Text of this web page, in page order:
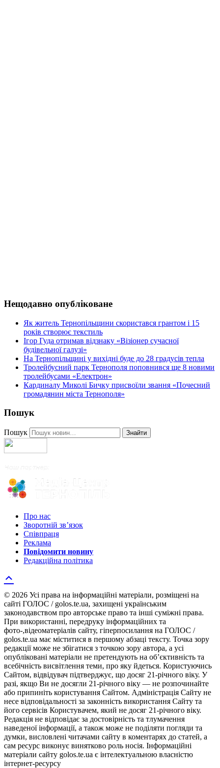
Нещодавно опубліковане
Як житель Тернопільщини скористався грантом і 15
років створює текстиль
Ігор Гуда отримав відзнаку «Візіонер сучасної
будівельної галузі»
На Тернопільщині у вихідні буде до 28 градусів тепла
Тролейбусний парк Тернополя поповнився ще 8 новими
тролейбусами «Електрон»
Кардиналу Миколі Бичку присвоїли звання «Почесний
громадянин міста Тернополя»
Пошук
Пошук Знайти
Про нас
Зворотній зв’язок
Співпраця
Реклама
Повідомити новину
Редакційна політика
© 2026 Усі права на інформаційні матеріали, розміщені на
сайті ГОЛОС / golos.te.ua, захищені українським
законодавством про авторське право та інші суміжні права.
При використанні, передруку інформаційних та
фото-,відеоматеріалів сайту, гіперпосилання на ГОЛОС /
golos.te.ua має міститися в першому абзаці тексту. Точка зору
редакції може не збігатися з точкою зору автора, а усі
опубліковані матеріали не претендують на об’єктивність та
всебічність висвітлення теми, про яку йдеться. Користуючись
Сайтом, відвідувач підтверджує, що досяг 21-річного віку. У
разі, якщо Ви не досягли 21-річного віку — не розпочинайте
або припиніть користування Сайтом. Адміністрація Сайту не
несе відповідальності за законність використання Сайту та
його сервісів Користувачем, який не досяг 21-річного віку.
Редакція не відповідає за достовірність та тлумачення
наведеної інформації, а також може не поділяти погляди та
думки, висловлені читачами сайту в коментарях до статей, а
сам ресурс виконує винятково роль носія. Інформаційні
матеріали сайту golos.te.ua є інтелектуальною власністю
інтернет-ресурсу